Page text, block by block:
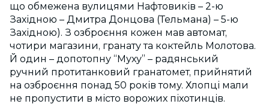
що обмежена вулицями Нафтовиків – 2-ю
Західною – Дмитра Донцова (Тельмана) – 5-ю
Західною). З озброєння кожен мав автомат,
чотири магазини, гранату та коктейль Молотова.
Й один – допотопну “Муху” – радянський
ручний протитанковий гранатомет, прийнятий
на озброєння понад 50 років тому. Хлопці мали
не пропустити в місто ворожих піхотинців.